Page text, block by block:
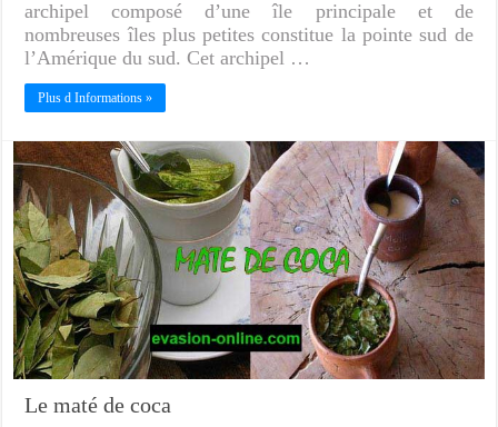
archipel composé d’une île principale et de
nombreuses îles plus petites constitue la pointe sud de
l’Amérique du sud. Cet archipel …
Plus d Informations »
Le maté de coca